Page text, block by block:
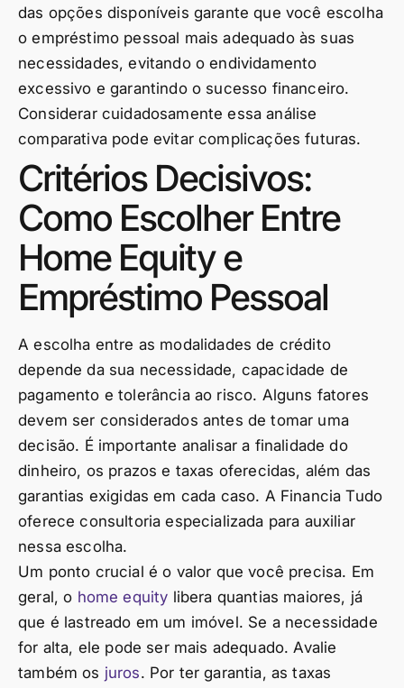
das opções disponíveis garante que você escolha
o empréstimo pessoal mais adequado às suas
necessidades, evitando o endividamento
excessivo e garantindo o sucesso financeiro.
Considerar cuidadosamente essa análise
comparativa pode evitar complicações futuras.
Critérios Decisivos:
Como Escolher Entre
Home Equity e
Empréstimo Pessoal
A escolha entre as modalidades de crédito
depende da sua necessidade, capacidade de
pagamento e tolerância ao risco. Alguns fatores
devem ser considerados antes de tomar uma
decisão. É importante analisar a finalidade do
dinheiro, os prazos e taxas oferecidas, além das
garantias exigidas em cada caso. A Financia Tudo
oferece consultoria especializada para auxiliar
nessa escolha.
Um ponto crucial é o valor que você precisa. Em
geral, o home equity libera quantias maiores, já
que é lastreado em um imóvel. Se a necessidade
for alta, ele pode ser mais adequado. Avalie
também os juros. Por ter garantia, as taxas